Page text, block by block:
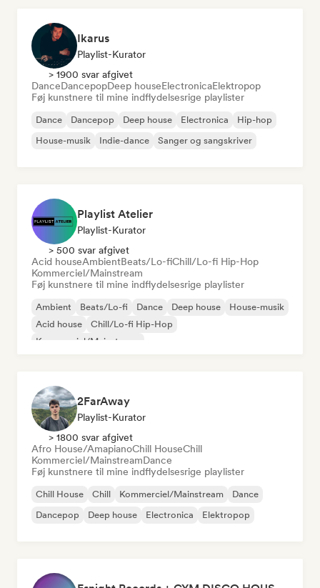
Ikarus
Playlist-Kurator
> 1900 svar afgivet
DanceDancepopDeep houseElectronicaElektropop
Føj kunstnere til mine indflydelsesrige playlister
Dance Dancepop Deep house Electronica
Hip-hop
House-musik
Indie-dance Sanger og sangskriver
Playlist Atelier
Playlist-Kurator
> 500 svar afgivet
Acid houseAmbientBeats/Lo-fiChill/Lo-fi Hip-Hop
Kommerciel/Mainstream
Føj kunstnere til mine indflydelsesrige playlister
Ambient Beats/Lo-fi Dance Deep house
House-musik
Acid house
Chill/Lo-fi Hip-Hop
Kommerciel/Mainstream
2FarAway
Playlist-Kurator
> 1800 svar afgivet
Afro House/AmapianoChill HouseChill
Kommerciel/MainstreamDance
Føj kunstnere til mine indflydelsesrige playlister
Chill House Chill Kommerciel/Mainstream
Dance
Dancepop
Deep house Electronica Elektropop